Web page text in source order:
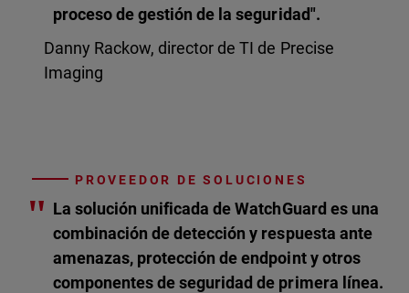
proceso de gestión de la seguridad".
Danny Rackow, director de TI de Precise
Imaging
PROVEEDOR DE SOLUCIONES
" La solución unificada de WatchGuard es una
combinación de detección y respuesta ante
amenazas, protección de endpoint y otros
componentes de seguridad de primera línea.